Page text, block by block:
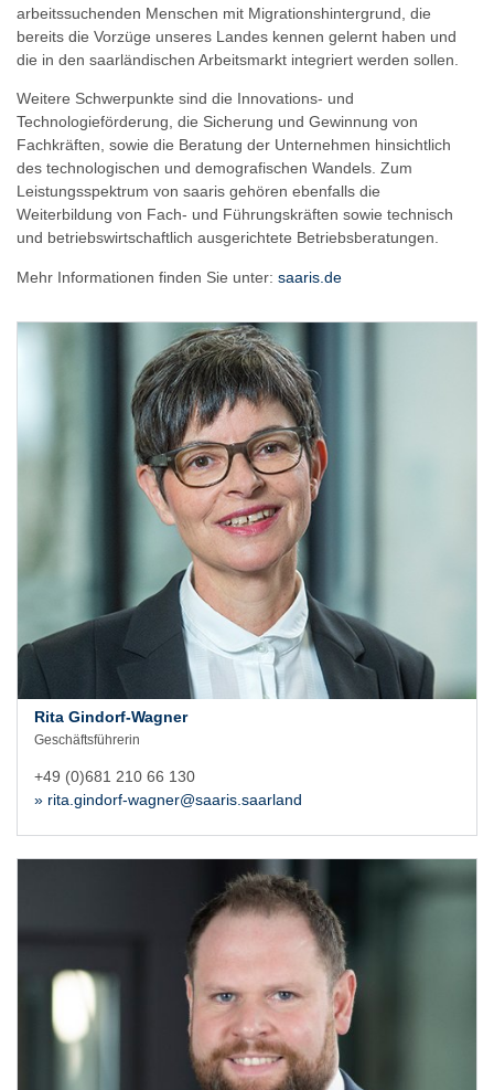
arbeitssuchenden Menschen mit Migrationshintergrund, die
bereits die Vorzüge unseres Landes kennen gelernt haben und
die in den saarländischen Arbeitsmarkt integriert werden sollen.
Weitere Schwerpunkte sind die Innovations- und
Technologieförderung, die Sicherung und Gewinnung von
Fachkräften, sowie die Beratung der Unternehmen hinsichtlich
des technologischen und demografischen Wandels. Zum
Leistungsspektrum von saaris gehören ebenfalls die
Weiterbildung von Fach- und Führungskräften sowie technisch
und betriebswirtschaftlich ausgerichtete Betriebsberatungen.
Mehr Informationen finden Sie unter: saaris.de
Rita Gindorf-Wagner
Geschäftsführerin
+49 (0)681 210 66 130
» rita.gindorf-wagner@saaris.saarland